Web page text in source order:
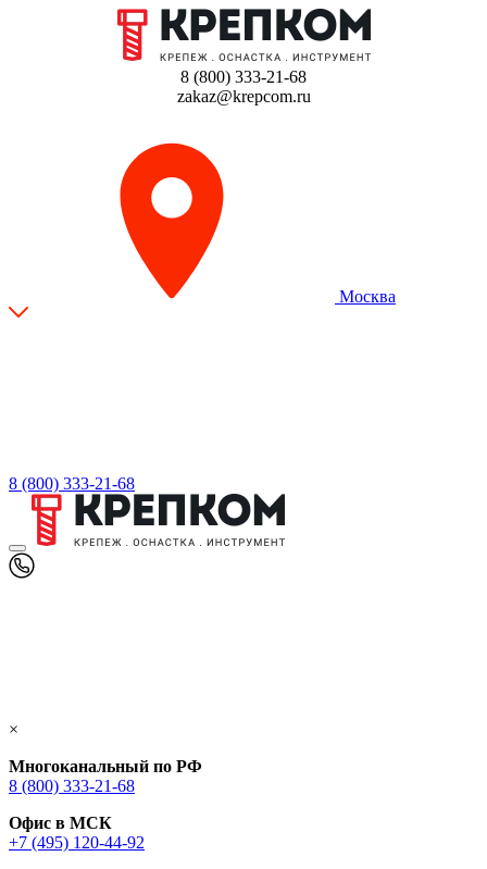
8 (800) 333-21-68
zakaz@krepcom.ru
Москва
8 (800) 333-21-68
×
Многоканальный по РФ
8 (800) 333‑21-68
Офис в МСК
+7 (495) 120-44-92